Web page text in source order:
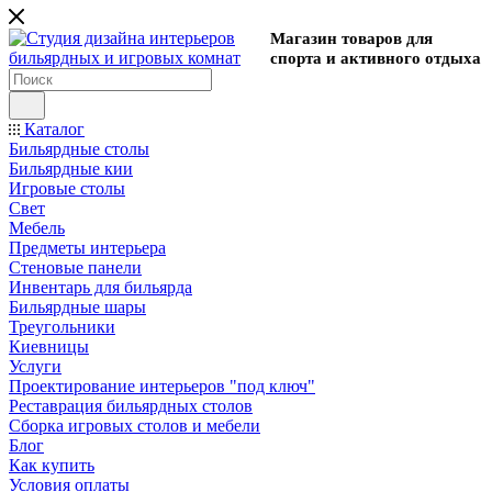
Магазин товаров для
спорта и активного отдыха
Каталог
Бильярдные столы
Бильярдные кии
Игровые столы
Свет
Мебель
Предметы интерьера
Стеновые панели
Инвентарь для бильярда
Бильярдные шары
Треугольники
Киевницы
Услуги
Проектирование интерьеров "под ключ"
Реставрация бильярдных столов
Сборка игровых столов и мебели
Блог
Как купить
Условия оплаты